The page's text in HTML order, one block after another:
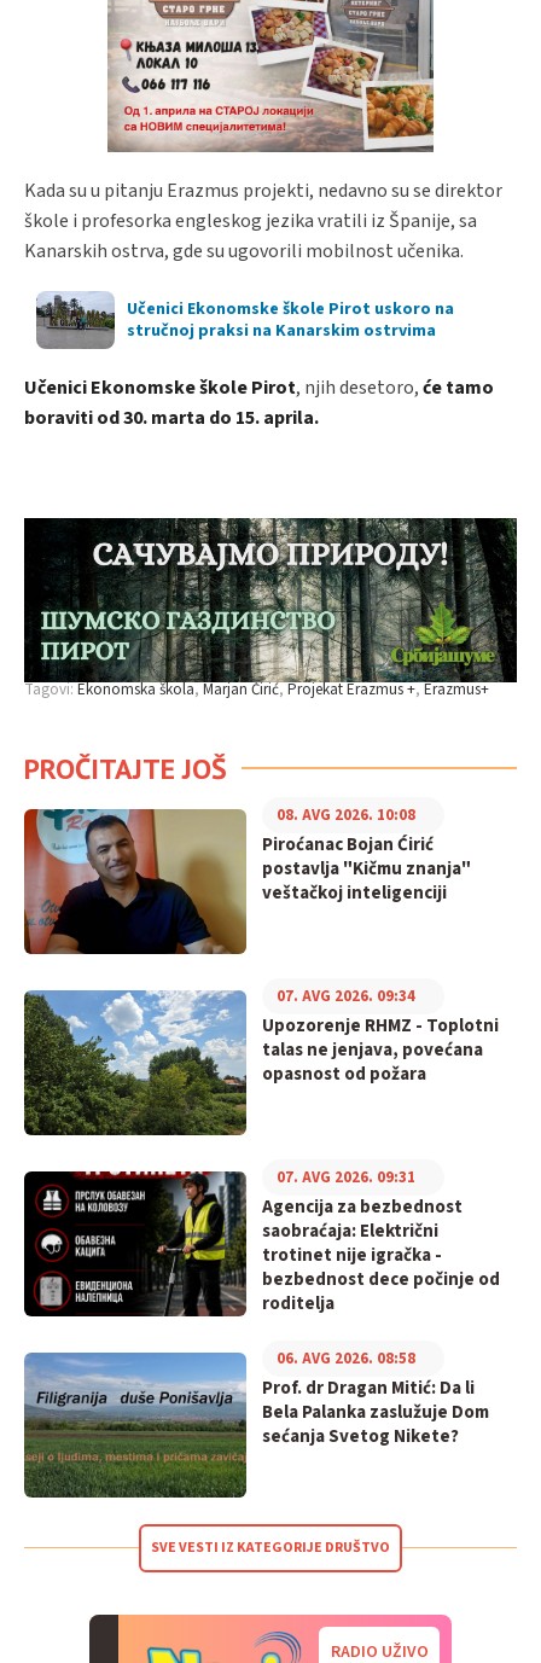
Kada su u pitanju Erazmus projekti, nedavno su se direktor
škole i profesorka engleskog jezika vratili iz Španije, sa
Kanarskih ostrva, gde su ugovorili mobilnost učenika.
Učenici Ekonomske škole Pirot uskoro na
stručnoj praksi na Kanarskim ostrvima
Učenici Ekonomske škole Pirot, njih desetoro,će tamo
boraviti od 30. marta do 15. aprila.
Tagovi: Ekonomska škola Marjan Ćirić Projekat Erazmus + Erazmus+
PROČITAJTE JOŠ
Piroćanac Bojan Ćirić
postavlja "Kičmu znanja"
veštačkoj inteligenciji
08. AVG 2026. 10:08
Upozorenje RHMZ - Toplotni
talas ne jenjava, povećana
opasnost od požara
07. AVG 2026. 09:34
Agencija za bezbednost
saobraćaja: Električni
trotinet nije igračka -
bezbednost dece počinje od
roditelja
07. AVG 2026. 09:31
Prof. dr Dragan Mitić: Da li
Bela Palanka zaslužuje Dom
sećanja Svetog Nikete?
06. AVG 2026. 08:58
SVE VESTI IZ KATEGORIJE DRUŠTVO
RADIO UŽIVO